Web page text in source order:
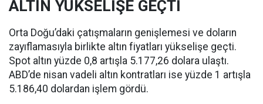
ALTIN YÜKSELİŞE GEÇTİ
Orta Doğu’daki çatışmaların genişlemesi ve doların
zayıflamasıyla birlikte altın fiyatları yükselişe geçti.
Spot altın yüzde 0,8 artışla 5.177,26 dolara ulaştı.
ABD’de nisan vadeli altın kontratları ise yüzde 1 artışla
5.186,40 dolardan işlem gördü.